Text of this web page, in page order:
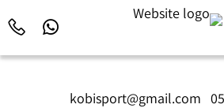
kobisport@gmail.com